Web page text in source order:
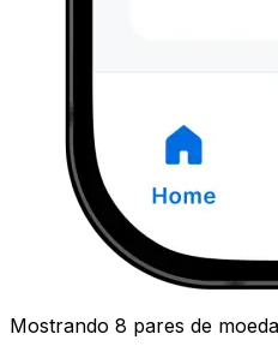
Mostrando 8 pares de